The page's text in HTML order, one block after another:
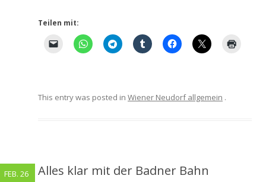
Teilen mit:
This entry was posted in Wiener Neudorf allgemein .
Alles klar mit der Badner Bahn
FEB. 26